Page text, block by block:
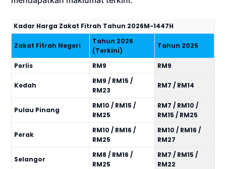
Kadar Harga Zakat Fitrah Tahun 2026M-1447H
Zakat Fitrah Negeri
Tahun 2026
(Terkini)
Tahun 2025
Perlis RM9 RM9
Kedah
RM9 / RM15 /
RM23
RM7 / RM14
Pulau Pinang
RM10 / RM15 /
RM25
RM7 / RM10 /
RM15 / RM25
Perak
RM10 / RM16 /
RM25
RM10 / RM16 /
RM27
Selangor
RM8 / RM16 /
RM25
RM7 / RM15 /
RM22